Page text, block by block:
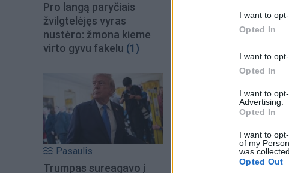
I want to
Opted In
I want to
Opted In
I want to
Advertising.
Opted In
I want to
of my
was collected.
Opted Out
Pro langą paryčiais
žvilgtelėjęs vyras
nustėro: žmona kieme
virto gyvu fakelu (1)
Pasaulis
Trumpas sureagavo į
Šiuo metu